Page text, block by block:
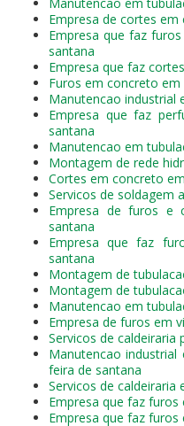
Empresa de cortes
Empresa que faz
santana
Empresa que faz
Furos em concreto
Manutencao industrial
Empresa que faz
santana
Manutencao em
Montagem de rede
Cortes em concreto
Servicos de soldagem
Empresa de furos e
santana
Empresa que faz
santana
Montagem de
Montagem de
Manutencao em
Empresa de furos em
Servicos de caldeiraria
Manutencao
feira de santana
Servicos de caldeiraria
Empresa que faz
Empresa que faz